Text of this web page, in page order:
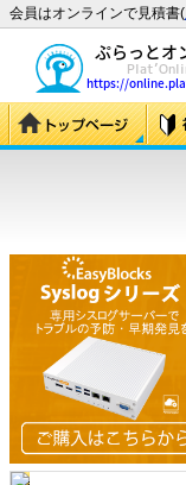
会員はオンラインで見積書(